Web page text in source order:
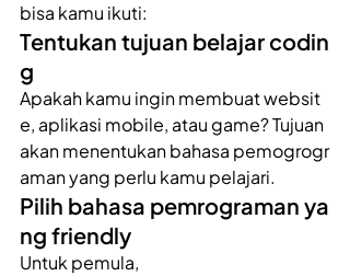
bisa kamu ikuti:
Tentukan tujuan belajar codin
g
Apakah kamu ingin membuat websit
e, aplikasi mobile, atau game? Tujuan
akan menentukan bahasa pemogrogr
aman yang perlu kamu pelajari.
Pilih bahasa pemrograman ya
ng friendly
Untuk pemula,